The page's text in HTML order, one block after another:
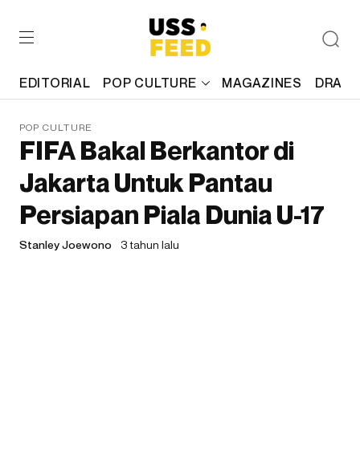
EDITORIAL POP CULTURE MAGAZINES
POP CULTURE
FIFA Bakal Berkantor di
Jakarta Untuk Pantau
Persiapan Piala Dunia U-17
Stanley Joewono 3 tahun lalu